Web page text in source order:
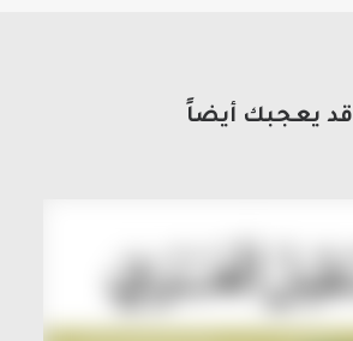
قد يعجبك أيضاً